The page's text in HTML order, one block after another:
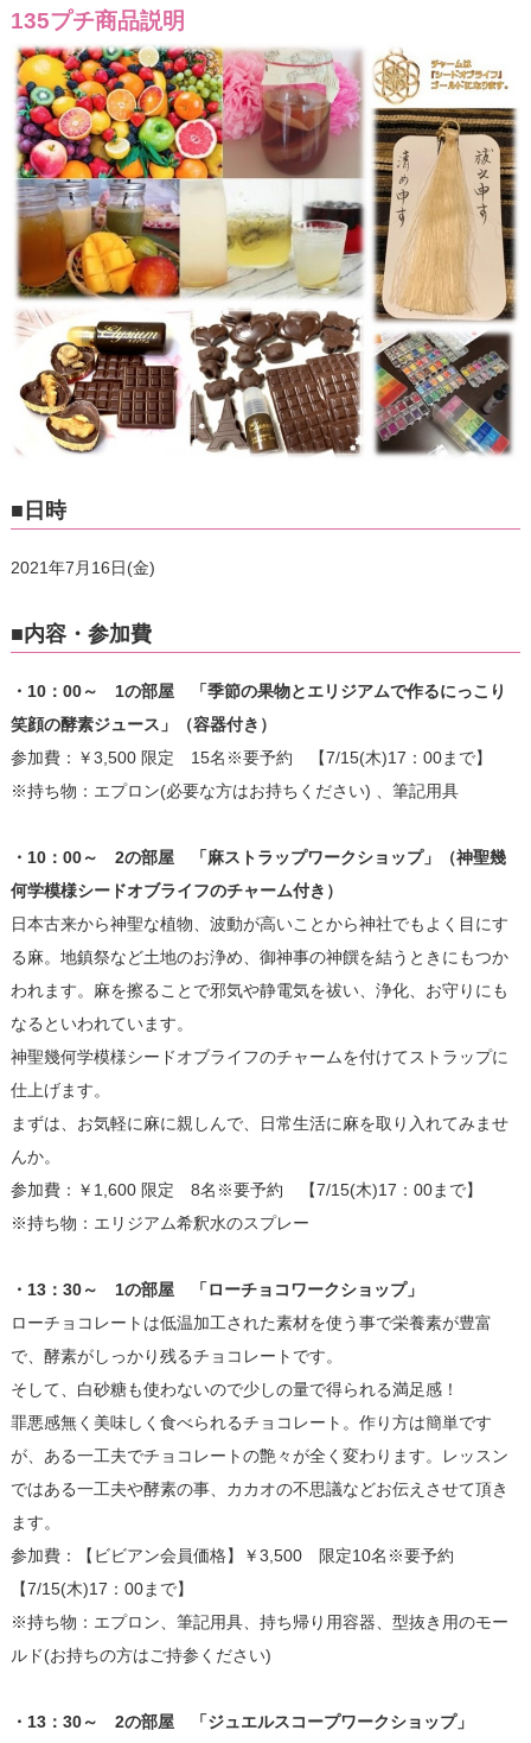
135プチ商品説明
■日時
2021年7月16日(金)
■内容・参加費
・10：00～ 1の部屋 「季節の果物とエリジアムで作るにっこり
笑顔の酵素ジュース」（容器付き）
参加費：￥3,500 限定 15名※要予約 【7/15(木)17：00まで】
※持ち物：エプロン(必要な方はお持ちください) 、筆記用具
・10：00～ 2の部屋 「麻ストラップワークショップ」（神聖幾
何学模様シードオブライフのチャーム付き）
日本古来から神聖な植物、波動が高いことから神社でもよく目にす
る麻。地鎮祭など土地のお浄め、御神事の神饌を結うときにもつか
われます。麻を擦ることで邪気や静電気を祓い、浄化、お守りにも
なるといわれています。
神聖幾何学模様シードオブライフのチャームを付けてストラップに
仕上げます。
まずは、お気軽に麻に親しんで、日常生活に麻を取り入れてみませ
んか。
参加費：￥1,600 限定 8名※要予約 【7/15(木)17：00まで】
※持ち物：エリジアム希釈水のスプレー
・13：30～ 1の部屋 「ローチョコワークショップ」
ローチョコレートは低温加工された素材を使う事で栄養素が豊富
で、酵素がしっかり残るチョコレートです。
そして、白砂糖も使わないので少しの量で得られる満足感！
罪悪感無く美味しく食べられるチョコレート。作り方は簡単です
が、ある一工夫でチョコレートの艶々が全く変わります。レッスン
ではある一工夫や酵素の事、カカオの不思議などお伝えさせて頂き
ます。
参加費：【ビビアン会員価格】￥3,500 限定10名※要予約
【7/15(木)17：00まで】
※持ち物：エプロン、筆記用具、持ち帰り用容器、型抜き用のモー
ルド(お持ちの方はご持参ください)
・13：30～ 2の部屋 「ジュエルスコープワークショップ」